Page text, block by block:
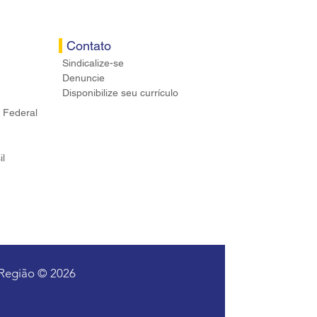
Federal
Contato
Sindicalize-se
Denuncie
Disponibilize seu currículo
© 2026